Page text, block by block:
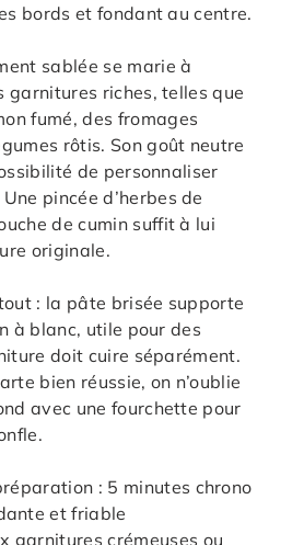
bords et fondant au centre.
sablée se marie à
garnitures riches, telles que
fumé, des fromages
rôtis. Son goût neutre
de personnaliser
pincée d’herbes de
de cumin suffit à lui
originale.
: la pâte brisée supporte
à blanc, utile pour des
doit cuire séparément.
bien réussie, on n’oublie
avec une fourchette pour
: 5 minutes chrono
et friable
garnitures crémeuses ou